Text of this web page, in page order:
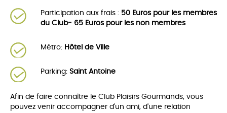
Participation aux frais : 50 Euros pour les membres
du Club- 65 Euros pour les non membres
Métro: Hôtel de Ville
Parking: Saint Antoine
Afin de faire connaître le Club Plaisirs Gourmands, vous
pouvez venir accompagner d'un ami, d'une relation